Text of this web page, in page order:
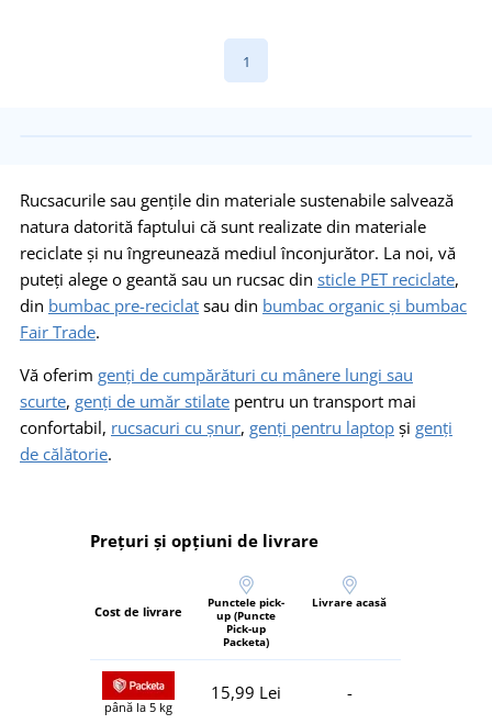
1
Rucsacurile sau gențile din materiale sustenabile salvează
natura datorită faptului că sunt realizate din materiale
reciclate și nu îngreunează mediul înconjurător. La noi, vă
puteți alege o geantă sau un rucsac din sticle PET reciclate,
din bumbac pre-reciclat sau din bumbac organic și bumbac
Fair Trade.
Vă oferim genți de cumpărături cu mânere lungi sau
scurte, genți de umăr stilate pentru un transport mai
confortabil, rucsacuri cu șnur, genți pentru laptop și genți
de călătorie.
Prețuri și opțiuni de livrare
Cost de livrare
Punctele pick-
up (Puncte
Pick-up
Packeta)
Livrare acasă
până la 5 kg
15,99 Lei -